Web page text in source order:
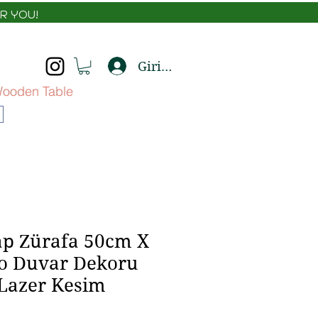
YOU!
Giriş yap
Table
Zürafa 50cm X
Duvar Dekoru
Kesim